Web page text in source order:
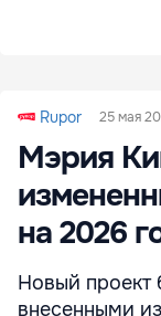
Rupor 25 мая
Мэрия
на 2026
Новый проект
внесенными